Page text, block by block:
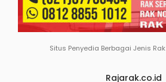
Situs Penyedia Berbagai Jenis Rak
Rajarak.co.id